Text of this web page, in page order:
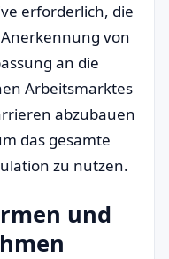
erforderlich, die
von
an die
Arbeitsmarktes
abzubauen
das gesamte
zu nutzen.
und